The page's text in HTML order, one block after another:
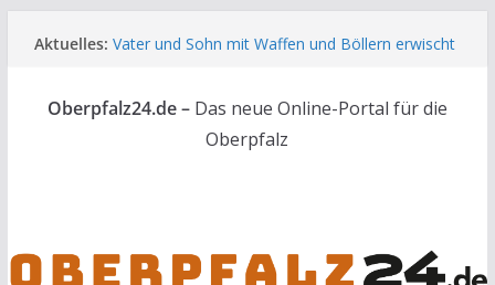
Inhalt
Aktuelles: Vater und Sohn mit Waffen und Böllern erwischt
Audi prallt gegen Brückengeländer in Weiden
Ortsumgehung Waldershof ist eröffnet
Deutsch-amerikanischer Schüleraustausch zu
Oberpfalz24.de – Das neue Online-Portal für die
Oberpfalz